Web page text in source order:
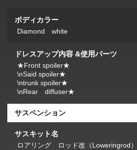
ボディカラー
Diamond white
ドレスアップ内容 &使用パーツ
★Front spoiler★
\nSaid spoiler★
\ntrunk spoiler★
\nRear diffuser★
サスペンション
サスキット名
ロアリング ロッド改（Loweringrod）